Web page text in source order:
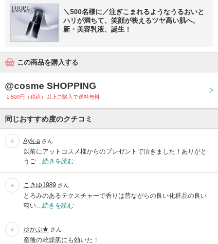
＼500名様に／注ぎこまれるようなうるおいと
ハリが満ちて、笑顔が映えるツヤ高い肌へ。
新・美容乳液、誕生！
この商品を購入する
@cosme SHOPPING
1,500円（税込）以上ご購入で送料無料
同じおすすめ度のクチコミ
Ayk-a さん
以前にアットコスメ様からのプレゼントで頂きました！ありがと
うご… 続きを読む
こきゆ1989 さん
とろみのあるテクスチャーで香りは昔ながらの良い化粧品の良い
匂い… 続きを読む
ゆかぶ★ さん
産後の乾燥肌にも効いた！